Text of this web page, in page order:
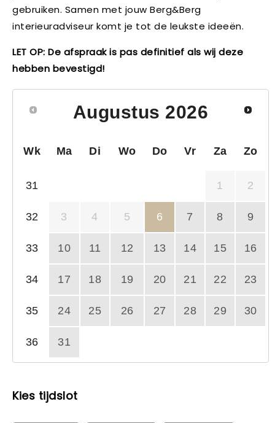
gebruiken. Samen met jouw Berg&Berg
interieuradviseur komt je tot de leukste ideeën.
LET OP: De afspraak is pas definitief als wij deze
hebben bevestigd!
Augustus 2026
Wk Ma Di Wo Do Vr Za Zo
31 1 2
32 3 4 5 6 7 8 9
33 10 11 12 13 14 15 16
34 17 18 19 20 21 22 23
35 24 25 26 27 28 29 30
36 31
Kies tijdslot